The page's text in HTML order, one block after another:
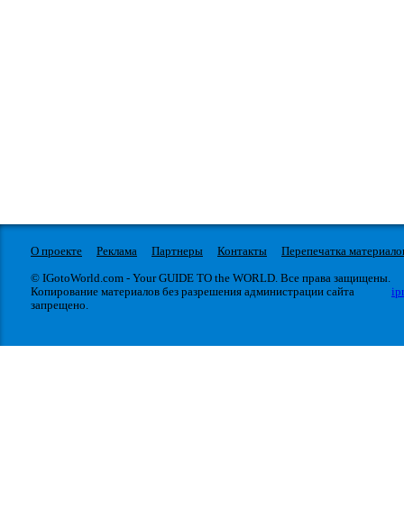
О проекте Реклама Партнеры Контакты
Перепечатка
© IGotoWorld.com - Your GUIDE TO the WORLD. Все права защищены.
Копирование материалов без разрешения администрации сайта
запрещено.